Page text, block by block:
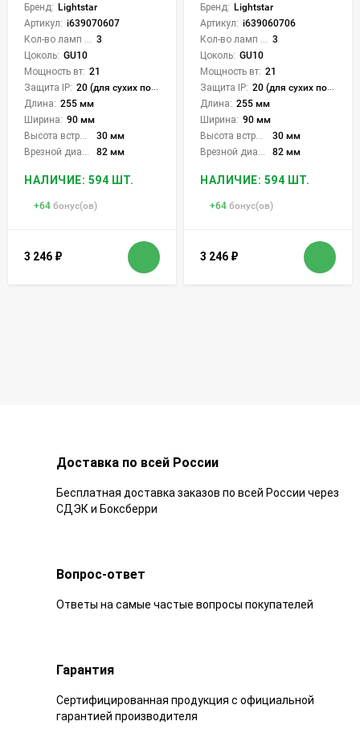
Бренд: Lightstar
Артикул: i639070607
3
Цоколь: GU10
Мощность вт: 21
Защита IP: 20 (для сухих пом.)
Длина: 255 мм
Ширина: 90 мм
30 мм
82 мм
НАЛИЧИЕ: 594 ШТ.
+64 бонус(ов)
3 246 ₽
Бренд: Lightstar
Артикул: i639060706
3
Цоколь: GU10
Мощность вт: 21
Защита IP: 20 (для сухих пом.)
Длина: 255 мм
Ширина: 90 мм
30 мм
82 мм
НАЛИЧИЕ: 594 ШТ.
+64 бонус(ов)
3 246 ₽
Доставка по всей России
Бесплатная доставка заказов по всей России через
СДЭК и Боксберри
Вопрос-ответ
Ответы на самые частые вопросы покупателей
Гарантия
Сертифицированная продукция с официальной
гарантией производителя